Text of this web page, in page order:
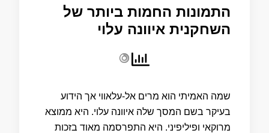
התמונות החמות ביותר של
השחקנית איוונה עלוי
שמה האמיתי הוא מרים אל-עלאווי אך הידוע
בעיקר בשם המסך שלה איוונה עלוי. היא ממוצא
מרוקאי ופיליפיני. היא התפרסמה מאוד בזכות